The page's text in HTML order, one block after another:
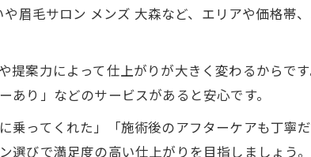
眉毛サロン メンズ 大森など、エリアや価格帯
提案力によって仕上がりが大きく変わるからで
り」などのサービスがあると安心です。
乗ってくれた」「施術後のアフターケアも丁寧
びで満足度の高い仕上がりを目指しましょう。